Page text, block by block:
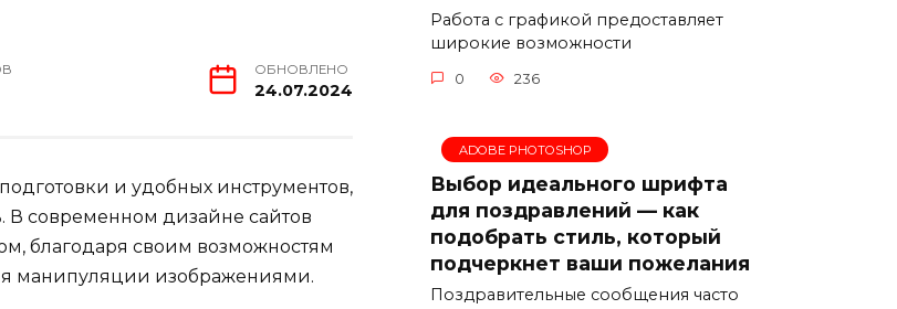
ОБНОВЛЕНО
24.07.2024
и удобных инструментов,
В современном дизайне сайтов
благодаря своим возможностям
манипуляции изображениями.
Работа с графикой предоставляет
широкие возможности
0 236
ADOBE PHOTOSHOP
Выбор идеального шрифта
для поздравлений — как
подобрать стиль, который
подчеркнет ваши пожелания
Поздравительные сообщения часто